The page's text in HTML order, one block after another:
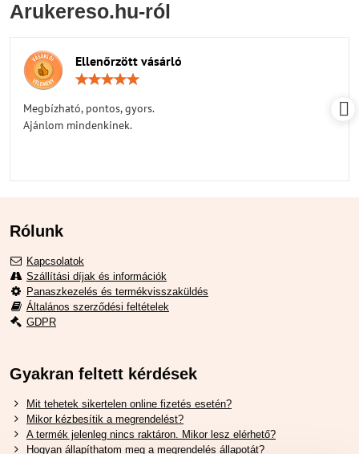
Arukereso.hu-ról
Ellenőrzött vásárló
Megbízható, pontos, gyors.
Ajánlom mindenkinek.
Rólunk
Kapcsolatok
Szállítási díjak és információk
Panaszkezelés és termékvisszaküldés
Általános szerződési feltételek
GDPR
Gyakran feltett kérdések
Mit tehetek sikertelen online fizetés esetén?
Mikor kézbesítik a megrendelést?
A termék jelenleg nincs raktáron. Mikor lesz elérhető?
Hogyan állapíthatom meg a megrendelés állapotát?